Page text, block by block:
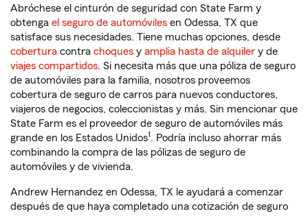
Abróchese el cinturón de seguridad con State Farm y
obtenga el seguro de automóviles en Odessa, TX que
satisface sus necesidades. Tiene muchas opciones, desde
cobertura contra choques y amplia hasta de alquiler y de
viajes compartidos. Si necesita más que una póliza de seguro
de automóviles para la familia, nosotros proveemos
cobertura de seguro de carros para nuevos conductores,
viajeros de negocios, coleccionistas y más. Sin mencionar que
State Farm es el proveedor de seguro de automóviles más
grande en los Estados Unidos1. Podría incluso ahorrar más
combinando la compra de las pólizas de seguro de
automóviles y de vivienda.
Andrew Hernandez en Odessa, TX le ayudará a comenzar
después de que haya completado una cotización de seguro